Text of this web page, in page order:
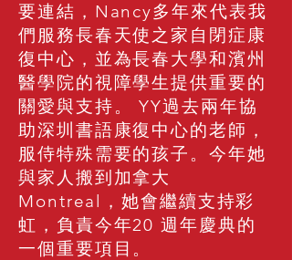
要連結，Nancy多年來代表我
們服務長春天使之家自閉症康
復中心，並為長春大學和濱州
醫學院的視障學生提供重要的
關愛與支持。 YY過去兩年協
助深圳書語康復中心的老師，
服侍特殊需要的孩子。今年她
與家人搬到加拿大
Montreal，她會繼續支持彩
虹，負責今年20 週年慶典的
一個重要項目。